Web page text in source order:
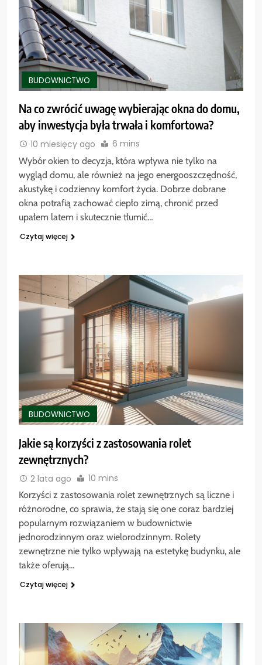
BUDOWNICTWO
Na co zwrócić uwagę wybierając okna do domu,
aby inwestycja była trwała i komfortowa?
10 miesięcy ago 6 mins
Wybór okien to decyzja, która wpływa nie tylko na
wygląd domu, ale również na jego energooszczędność,
akustykę i codzienny komfort życia. Dobrze dobrane
okna potrafią zachować ciepło zimą, chronić przed
upałem latem i skutecznie tłumić…
Czytaj więcej
BUDOWNICTWO
Jakie są korzyści z zastosowania rolet
zewnętrznych?
2 lata ago 10 mins
Korzyści z zastosowania rolet zewnętrznych są liczne i
różnorodne, co sprawia, że stają się one coraz bardziej
popularnym rozwiązaniem w budownictwie
jednorodzinnym oraz wielorodzinnym. Rolety
zewnętrzne nie tylko wpływają na estetykę budynku, ale
także oferują…
Czytaj więcej